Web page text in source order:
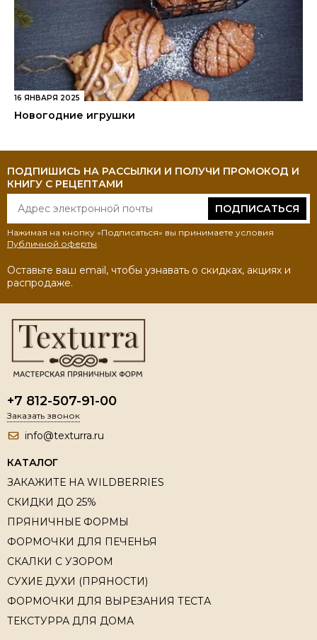
16 ЯНВАРЯ 2025
Новогодние игрушки
ПОДПИШИСЬ НА РАССЫЛКИ И ПОЛУЧИ ПРОМОКОД И
КНИГУ С РЕЦЕПТАМИ
ПОДПИСАТЬСЯ
Нажимая на кнопку «Подписаться» вы принимаете условия
Публичной оферты
Оставьте ваш email, чтобы узнавать о скидках, акциях и
распродаже.
+7 812-507-91-00
Заказать звонок
info@texturra.ru
КАТАЛОГ
ЗАКАЖИТЕ НА WILDBERRIES
СКИДКИ ДО 25%
ПРЯНИЧНЫЕ ФОРМЫ
ФОРМОЧКИ ДЛЯ ПЕЧЕНЬЯ
СКАЛКИ С УЗОРОМ
СУХИЕ ДУХИ (ПРЯНОСТИ)
ФОРМОЧКИ ДЛЯ ВЫРЕЗАНИЯ ТЕСТА
ТЕКСТУРРА ДЛЯ ДОМА